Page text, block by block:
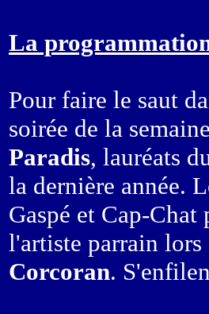
La
Pour faire le saut
soirée de la
Paradis, lauréats
la dernière année.
Gaspé et Cap-
l'artiste parrain lors
Corcoran.